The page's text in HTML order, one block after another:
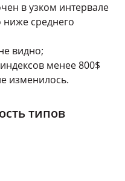
в узком интервале
среднего
видно;
менее 800$
изменилось.
типов